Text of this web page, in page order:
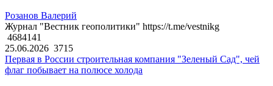
Розанов Валерий
Журнал "Вестник геополитики" https://t.me/vestnikg
4684141
25.06.2026 3715
Первая в России строительная компания "Зеленый Сад", чей
флаг побывает на полюсе холода